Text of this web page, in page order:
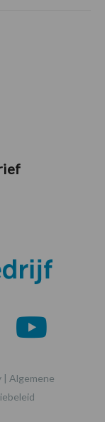
| Algemene